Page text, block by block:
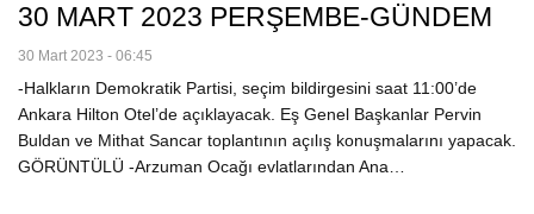
30 MART 2023 PERŞEMBE-GÜNDEM
30 Mart 2023 - 06:45
-Halkların Demokratik Partisi, seçim bildirgesini saat 11:00’de
Ankara Hilton Otel’de açıklayacak. Eş Genel Başkanlar Pervin
Buldan ve Mithat Sancar toplantının açılış konuşmalarını yapacak.
GÖRÜNTÜLÜ -Arzuman Ocağı evlatlarından Ana…